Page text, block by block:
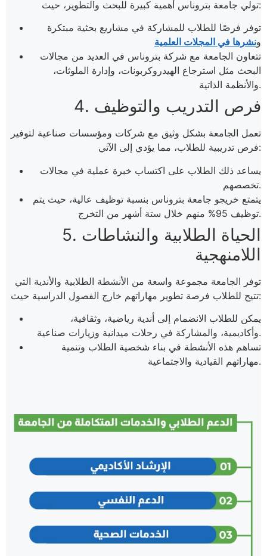
تولي جامعة بتروناس أهمية كبيرة للبحث والتطوير، حيث:
توفر فرصًا للطلاب للمشاركة في مشاريع بحثية مبتكرة
ونشرها في المجلات العلمية
تتعاون الجامعة مع شركة بتروناس في العديد من مجالات
البحث مثل استرجاع الهيدروكربونات، وإدارة الملوثات،
والأنظمة الذاتية.
4. فرص التدريب والتوظيف
تعمل الجامعة بشكل وثيق مع شركات ومؤسسات صناعية لتوفير
فرص تدريبية للطلاب، مما يؤدي إلى الآتي:
يساعد ذلك الطلاب على اكتساب خبرة عملية في مجالات
تخصصهم.
يتمتع خريجو جامعة بتروناس بنسبة توظيف عالية، حيث يتم
توظيف 95% منهم خلال ستة أشهر من التخرج.
5. الحياة الطلابية والنشاطات
اللامنهجية
توفر الجامعة مجموعة واسعة من الأنشطة الطلابية والأندية التي
تتيح للطلاب فرصة تطوير مهاراتهم خارج الفصول الدراسية حيث:
يمكن للطلاب الانضمام إلى أندية رياضية، وثقافية،
وأكاديمية، والمشاركة في رحلات ميدانية وزيارات صناعية.
تساهم هذه الأنشطة في بناء شخصية الطلاب وتنمية
مهاراتهم القيادية والاجتماعية.